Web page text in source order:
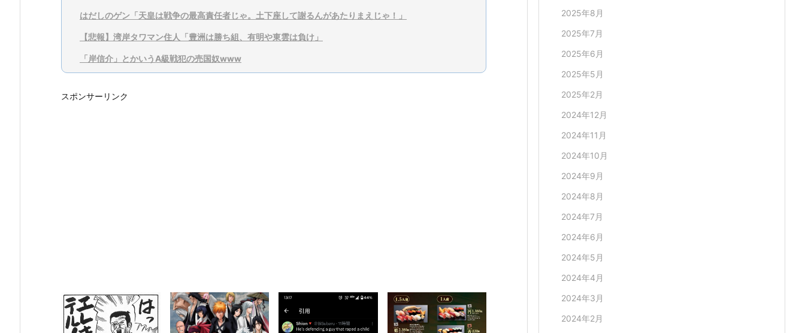
はだしのゲン「天皇は戦争の最高責任者じゃ。土下座して謝るんがあたりまえじゃ！」
【悲報】湾岸タワマン住人「豊洲は勝ち組、有明や東雲は負け」
「岸信介」とかいうA級戦犯の売国奴www
スポンサーリンク
2025年8月
2025年7月
2025年6月
2025年5月
2025年2月
2024年12月
2024年11月
2024年10月
2024年9月
2024年8月
2024年7月
2024年6月
2024年5月
2024年4月
2024年3月
2024年2月